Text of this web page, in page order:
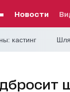
Новости
кастинг